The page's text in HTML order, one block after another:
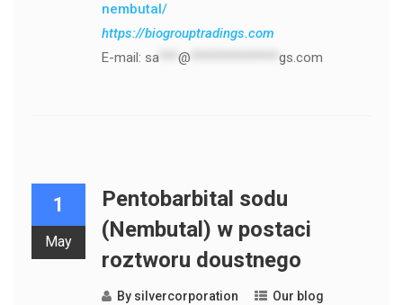
nembutal/
https://biogrouptradings.com
E-mail: sa*** @ gs.com
1
May
Pentobarbital sodu
(Nembutal) w postaci
roztworu doustnego
By silvercorporation
Our blog